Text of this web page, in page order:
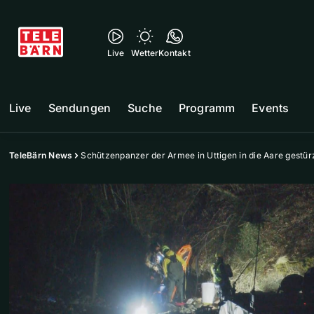
Live WetterKontakt
Live Sendungen Suche Programm Events
TeleBärn News Schützenpanzer der Armee in Uttigen in die Aare